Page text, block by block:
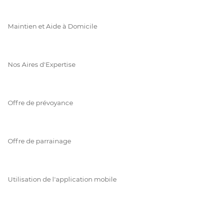
Maintien et Aide à Domicile
Nos Aires d'Expertise
Offre de prévoyance
Offre de parrainage
Utilisation de l'application mobile